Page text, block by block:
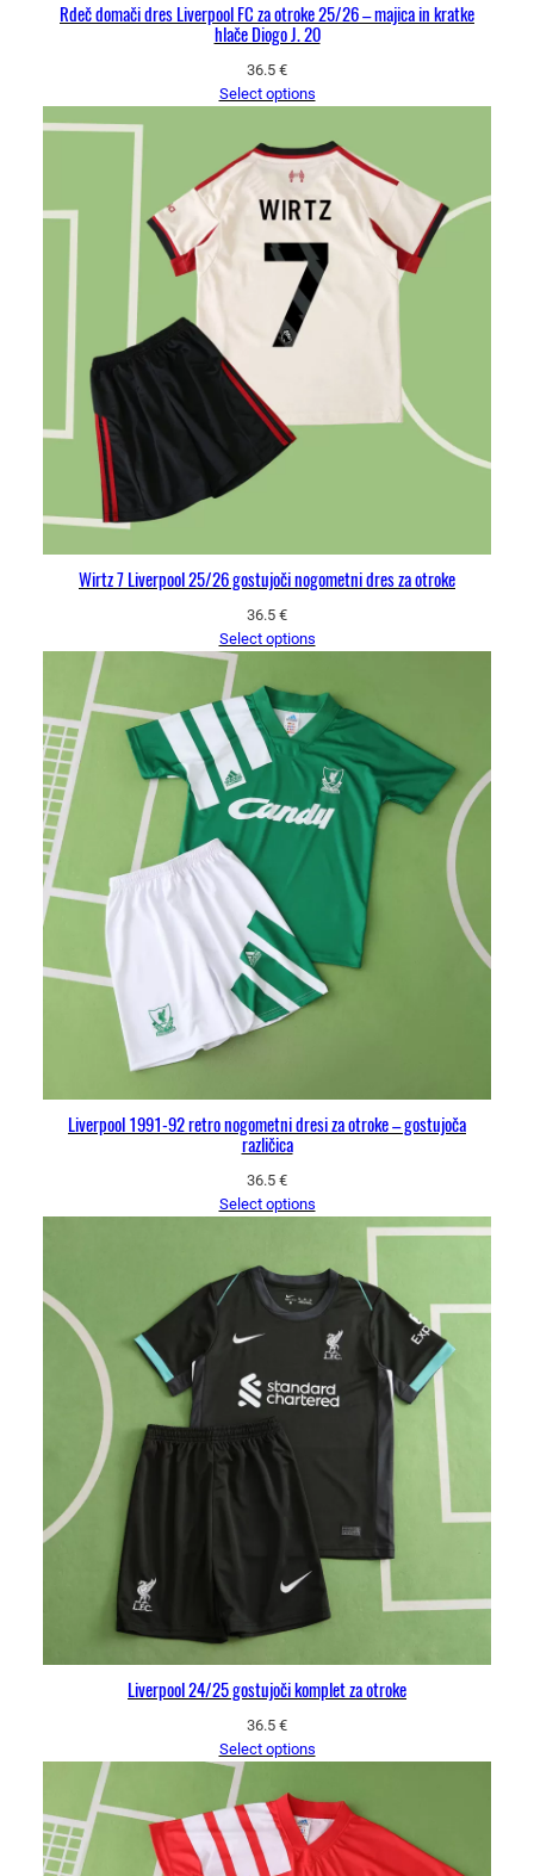
Rdeč domači dres Liverpool FC za otroke 25/26 – majica in kratke
hlače Diogo J. 20
36.5 €
Select options
Wirtz 7 Liverpool 25/26 gostujoči nogometni dres za otroke
36.5 €
Select options
Liverpool 1991-92 retro nogometni dresi za otroke – gostujoča
različica
36.5 €
Select options
Liverpool 24/25 gostujoči komplet za otroke
36.5 €
Select options